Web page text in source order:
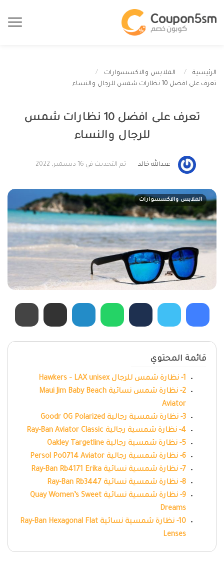
الرئيسية
الملابس والاكسسوارات
تعرف على افضل 10 نظارات شمس للرجال والنساء
تعرف على افضل 10 نظارات شمس
للرجال والنساء
عبدالله خالد تم التحديث في 16 ديسمبر، 2022
الملابس والاكسسوارات
قائمة المحتوي
1- نظارة شمس للرجال Hawkers – LAX unisex
2- نظارة شمس نسائية Maui Jim Baby Beach
Aviator
3- نظارة شمسية رجالية Goodr OG Polarized
4- نظارة شمسية رجالية Ray-Ban Aviator Classic
5- نظارة شمسية رجالية Oakley Targetline
6- نظارة شمسية رجالية Persol Po0714 Aviator
7- نظارة شمسية نسائية Ray-Ban Rb4171 Erika
8- نظارة شمسية نسائية Ray-Ban Rb3447
9- نظارة شمسية نسائية Quay Women’s Sweet
Dreams
10- نظارة شمسية نسائية Ray-Ban Hexagonal Flat
Lenses